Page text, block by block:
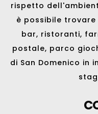
rispetto
è possibile
bar, ristoranti,
postale, parco
di San Domenico in